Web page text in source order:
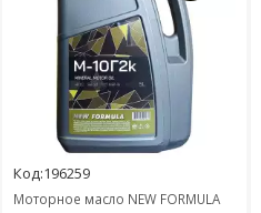
Код:196259
Моторное масло NEW FORMULA